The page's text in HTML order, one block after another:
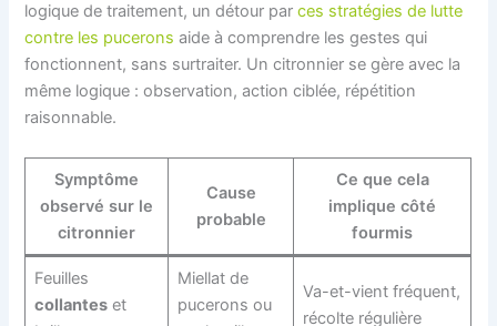
logique de traitement, un détour parces stratégies de lutte
contre les pucerons aide à comprendre les gestes qui
fonctionnent, sans surtraiter. Un citronnier se gère avec la
même logique : observation, action ciblée, répétition
raisonnable.
Symptôme
observé sur le
citronnier
Cause
probable
Ce que cela
implique côté
fourmis
Feuilles
collanteset
Miellat de
pucerons ou
Va-et-vient fréquent,
récolte régulière